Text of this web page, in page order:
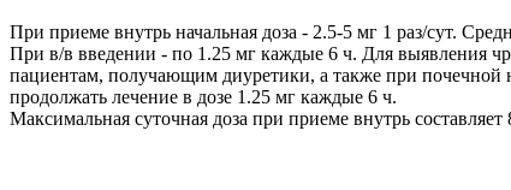
При приеме внутрь начальная доза - 2.5-5 мг 1 раз/сут.
При в/в введении - по 1.25 мг каждые 6 ч. Для выявления
пациентам, получающим диуретики, а также при почечной
продолжать лечение в дозе 1.25 мг каждые 6 ч.
Максимальная суточная доза при приеме внутрь составляет